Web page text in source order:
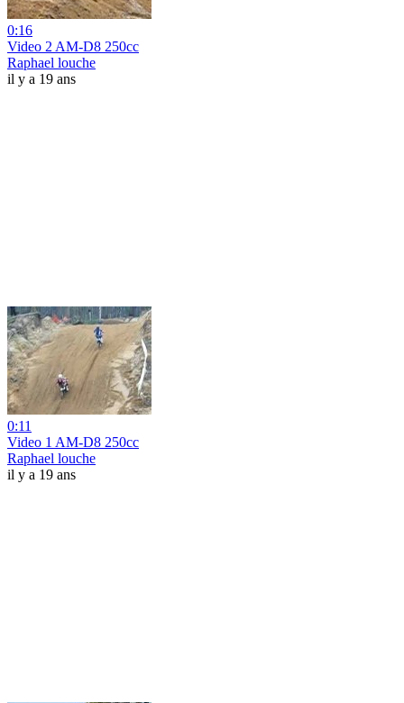
0:16
Video 2 AM-D8 250cc
Raphael louche
il y a 19 ans
0:11
Video 1 AM-D8 250cc
Raphael louche
il y a 19 ans